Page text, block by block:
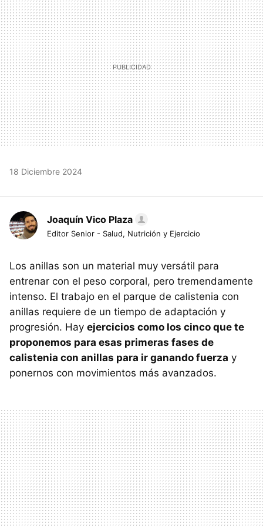
18 Diciembre 2024
Joaquín Vico Plaza
Editor Senior - Salud, Nutrición y Ejercicio
Los anillas son un material muy versátil para
entrenar con el peso corporal, pero tremendamente
intenso. El trabajo en el parque de calistenia con
anillas requiere de un tiempo de adaptación y
progresión. Hay ejercicios como los cinco que te
proponemos para esas primeras fases de
calistenia con anillas para ir ganando fuerza y
ponernos con movimientos más avanzados.